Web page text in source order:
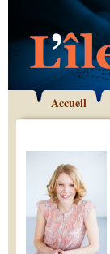
Accueil